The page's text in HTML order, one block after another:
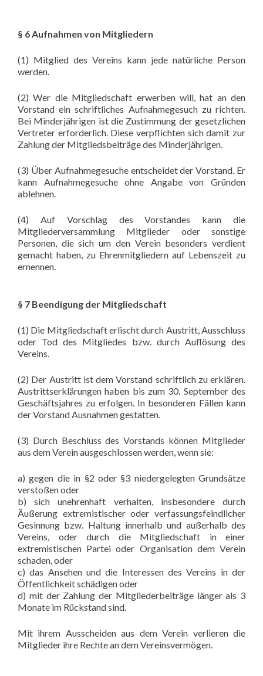
§ 6 Aufnahmen von Mitgliedern
(1) Mitglied des Vereins kann jede natürliche Person
werden.
(2) Wer die Mitgliedschaft erwerben will, hat an den
Vorstand ein schriftliches Aufnahmegesuch zu richten.
Bei Minderjährigen ist die Zustimmung der gesetzlichen
Vertreter erforderlich. Diese verpflichten sich damit zur
Zahlung der Mitgliedsbeiträge des Minderjährigen.
(3) Über Aufnahmegesuche entscheidet der Vorstand. Er
kann Aufnahmegesuche ohne Angabe von Gründen
ablehnen.
(4) Auf Vorschlag des Vorstandes kann die
Mitgliederversammlung Mitglieder oder sonstige
Personen, die sich um den Verein besonders verdient
gemacht haben, zu Ehrenmitgliedern auf Lebenszeit zu
ernennen.
§ 7 Beendigung der Mitgliedschaft
(1) Die Mitgliedschaft erlischt durch Austritt, Ausschluss
oder Tod des Mitgliedes bzw. durch Auflösung des
Vereins.
(2) Der Austritt ist dem Vorstand schriftlich zu erklären.
Austrittserklärungen haben bis zum 30. September des
Geschäftsjahres zu erfolgen. In besonderen Fällen kann
der Vorstand Ausnahmen gestatten.
(3) Durch Beschluss des Vorstands können Mitglieder
aus dem Verein ausgeschlossen werden, wenn sie:
a) gegen die in §2 oder §3 niedergelegten Grundsätze
verstoßen oder
b) sich unehrenhaft verhalten, insbesondere durch
Äußerung extremistischer oder verfassungsfeindlicher
Gesinnung bzw. Haltung innerhalb und außerhalb des
Vereins, oder durch die Mitgliedschaft in einer
extremistischen Partei oder Organisation dem Verein
schaden, oder
c) das Ansehen und die Interessen des Vereins in der
Öffentlichkeit schädigen oder
d) mit der Zahlung der Mitgliederbeiträge länger als 3
Monate im Rückstand sind.
Mit ihrem Ausscheiden aus dem Verein verlieren die
Mitglieder ihre Rechte an dem Vereinsvermögen.